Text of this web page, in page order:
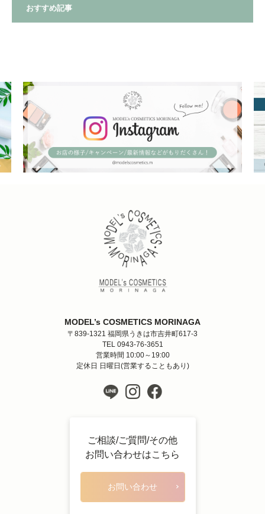
おすすめ記事
MODEL’s COSMETICS MORINAGA
〒839-1321 福岡県うきは市吉井町617-3
TEL 0943-76-3651
営業時間 10:00～19:00
定休日 日曜日(営業することもあり)
ご相談/ご質問/その他
お問い合わせはこちら
お問い合わせ